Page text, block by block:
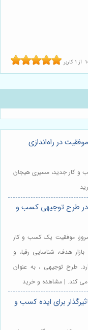
از1 کاربر
در راه‌اندازی
و کار جدید، مسیری هیجان
در طرح توجیهی کسب و
موفقیت یک کسب و کار
هدف، شناسایی رقبا، و
طرح توجیهی ، به عنوان
می کند. | مشاهده و خرید
برای ایده کسب و